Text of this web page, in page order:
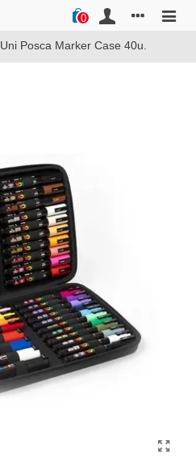
0
Uni Posca Marker Case 40u.